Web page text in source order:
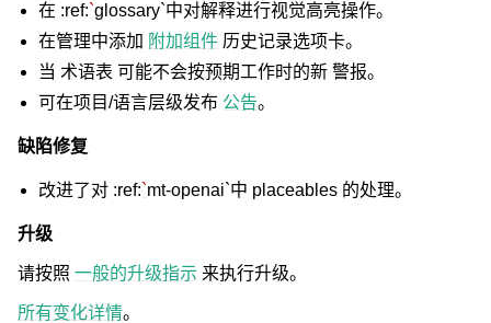
在 :ref:`glossary`中对解释进行视觉高亮操作。
在管理中添加 附加组件 历史记录选项卡。
当术语表 可能不会按预期工作时的新警报。
可在项目/语言层级发布 公告。
缺陷修复
改进了对 :ref:`mt-openai`中 placeables 的处理。
升级
请按照 一般的升级指示 来执行升级。
所有变化详情。